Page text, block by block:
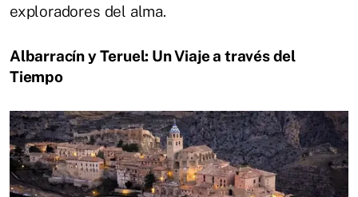
exploradores del alma.
Albarracín y Teruel: Un Viaje a través del
Tiempo